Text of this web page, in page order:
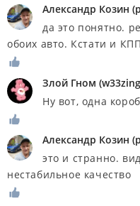
Александр Козин (
да это понятно.
обоих авто. Кстати и
Злой Гном (w33zing
Ну вот, одна
Александр Козин (
это и странно.
нестабильное качество